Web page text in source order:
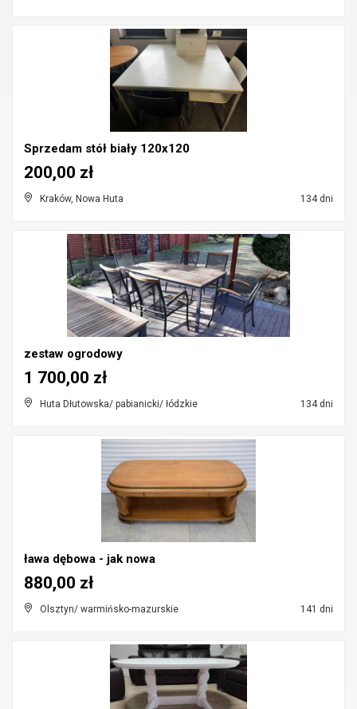
Sprzedam stół biały 120x120
Kraków, Nowa Huta 134 dni
200,00 zł
zestaw ogrodowy
Huta Dłutowska/ pabianicki/ łódzkie 134 dni
1 700,00 zł
ława dębowa - jak nowa
Olsztyn/ warmińsko-mazurskie 141 dni
880,00 zł